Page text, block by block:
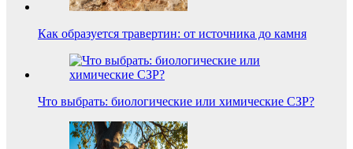
Как образуется травертин: от источника до камня
Что выбрать: биологические или химические СЗР?